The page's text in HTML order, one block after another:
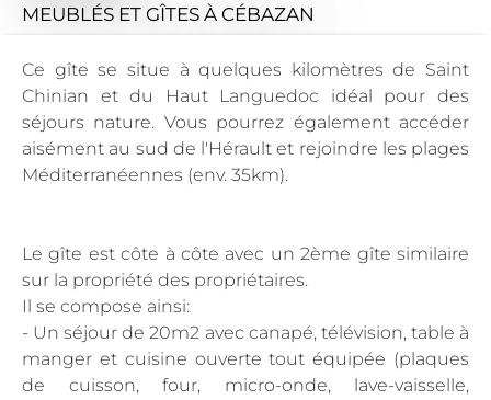
MEUBLÉS ET GÎTES À CÉBAZAN
Ce gîte se situe à quelques kilomètres de Saint
Chinian et du Haut Languedoc idéal pour des
séjours nature. Vous pourrez également accéder
aisément au sud de l'Hérault et rejoindre les plages
Méditerranéennes (env. 35km).
Le gîte est côte à côte avec un 2ème gîte similaire
sur la propriété des propriétaires.
Il se compose ainsi:
- Un séjour de 20m2 avec canapé, télévision, table à
manger et cuisine ouverte tout équipée (plaques
de cuisson, four, micro-onde, lave-vaisselle,